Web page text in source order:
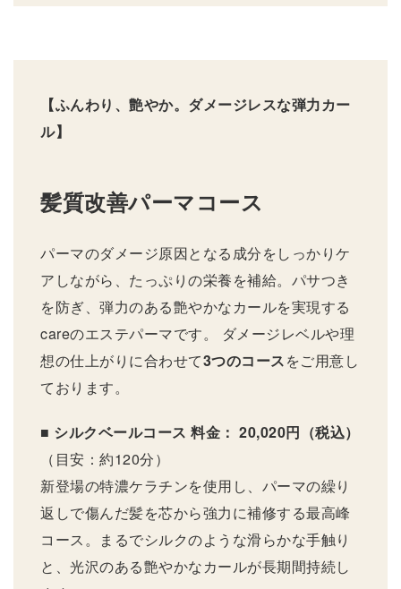
【ふんわり、艶やか。ダメージレスな弾力カー
ル】
髪質改善パーマコース
パーマのダメージ原因となる成分をしっかりケ
アしながら、たっぷりの栄養を補給。パサつき
を防ぎ、弾力のある艶やかなカールを実現する
careのエステパーマです。 ダメージレベルや理
想の仕上がりに合わせて3つのコースをご用意し
ております。
■ シルクベールコース 料金： 20,020円（税込）
（目安：約120分）
新登場の特濃ケラチンを使用し、パーマの繰り
返しで傷んだ髪を芯から強力に補修する最高峰
コース。まるでシルクのような滑らかな手触り
と、光沢のある艶やかなカールが長期間持続し